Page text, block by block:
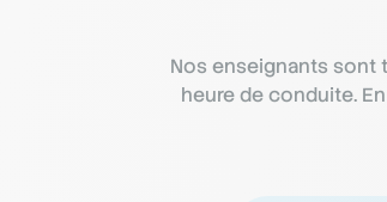
Nos enseignants sont
heure de conduite.